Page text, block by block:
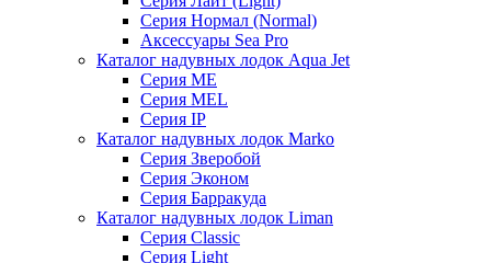
Серия Нормал (Normal)
Аксессуары Sea Pro
Каталог надувных лодок Aqua Jet
Серия ME
Серия MEL
Серия IP
Каталог надувных лодок Marko
Серия Зверобой
Серия Эконом
Серия Барракуда
Каталог надувных лодок Liman
Серия Classic
Серия Light